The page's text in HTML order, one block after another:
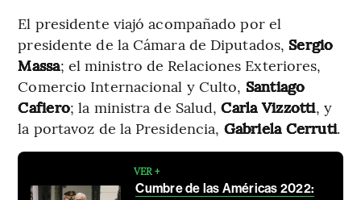
El presidente viajó acompañado por el
presidente de la Cámara de Diputados, Sergio
Massa; el ministro de Relaciones Exteriores,
Comercio Internacional y Culto, Santiago
Cafiero; la ministra de Salud,Carla Vizzotti, y
la portavoz de la Presidencia, Gabriela Cerruti.
VER +
Cumbre de las Américas 2022: